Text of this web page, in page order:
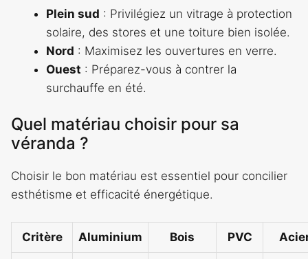
Plein sud : Privilégiez un vitrage à protection
solaire, des stores et une toiture bien isolée.
Nord : Maximisez les ouvertures en verre.
Ouest : Préparez-vous à contrer la
surchauffe en été.
Quel matériau choisir pour sa
véranda ?
Choisir le bon matériau est essentiel pour concilier
esthétisme et efficacité énergétique.
Critère Aluminium Bois PVC